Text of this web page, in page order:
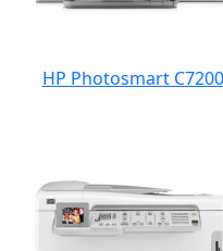
HP Photosmart C7200